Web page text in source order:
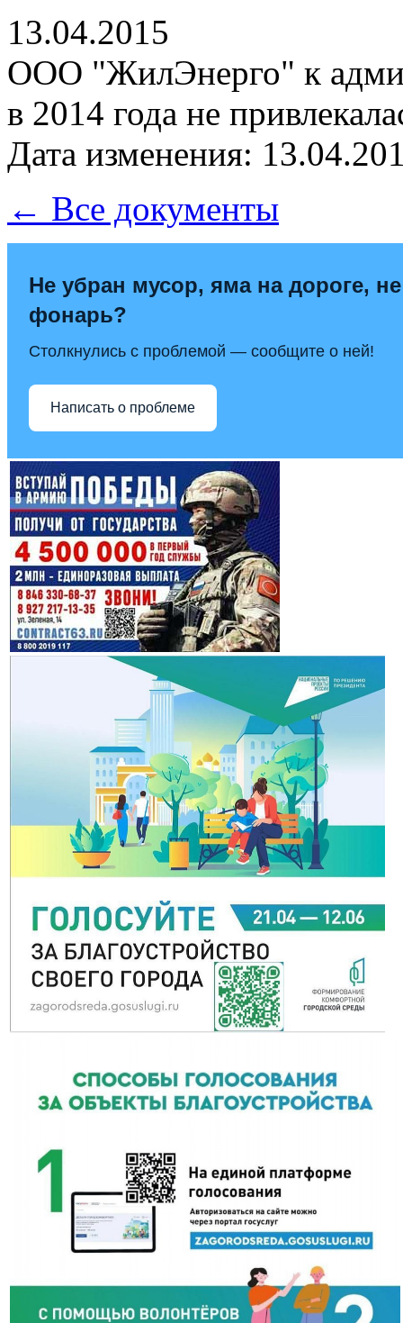
13.04.2015
ООО "ЖилЭнерго" к
в 2014 года не
Дата изменения:
← Все документы
Не убран мусор, яма на дороге,
фонарь?
Столкнулись с проблемой — сообщите о ней!
Написать о проблеме